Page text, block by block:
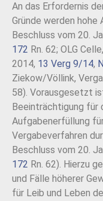
An das Erfordernis
Gründe werden hohe
Beschluss vom 20.
172 Rn. 62; OLG
2014, 13 Verg 9/14,
Ziekow/Völlink,
58). Vorausgesetzt
Beeinträchtigung für
Aufgabenerfüllung
Vergabeverfahren
Beschluss vom 20.
172 Rn. 62). Hierzu
und Fälle höherer
für Leib und Leben